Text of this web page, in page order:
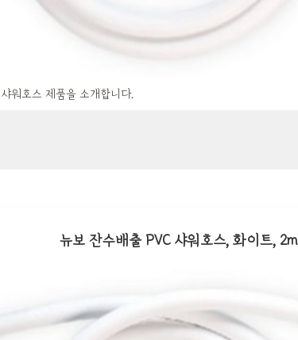
워호스 제품을 소개합니다.
뉴보 잔수배출 PVC 샤워호스, 화이트, 2m